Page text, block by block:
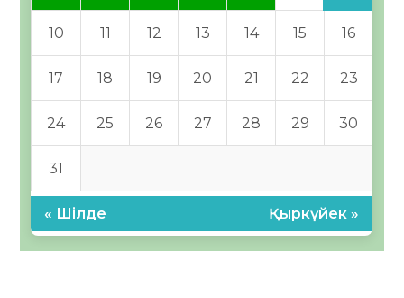
10 11 12 13 14 15 16
17 18 19 20 21 22 23
24 25 26 27 28 29 30
31
« Шілде Қыркүйек »